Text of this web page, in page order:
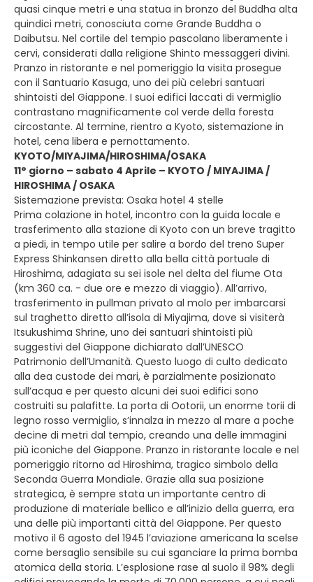
quasi cinque metri e una statua in bronzo del Buddha alta
quindici metri, conosciuta come Grande Buddha o
Daibutsu. Nel cortile del tempio pascolano liberamente i
cervi, considerati dalla religione Shinto messaggeri divini.
Pranzo in ristorante e nel pomeriggio la visita prosegue
con il Santuario Kasuga, uno dei più celebri santuari
shintoisti del Giappone. I suoi edifici laccati di vermiglio
contrastano magnificamente col verde della foresta
circostante. Al termine, rientro a Kyoto, sistemazione in
hotel, cena libera e pernottamento.
KYOTO/MIYAJIMA/HIROSHIMA/OSAKA
11° giorno – sabato 4 Aprile – KYOTO / MIYAJIMA /
HIROSHIMA / OSAKA
Sistemazione prevista: Osaka hotel 4 stelle
Prima colazione in hotel, incontro con la guida locale e
trasferimento alla stazione di Kyoto con un breve tragitto
a piedi, in tempo utile per salire a bordo del treno Super
Express Shinkansen diretto alla bella città portuale di
Hiroshima, adagiata su sei isole nel delta del fiume Ota
(km 360 ca. - due ore e mezzo di viaggio). All’arrivo,
trasferimento in pullman privato al molo per imbarcarsi
sul traghetto diretto all’isola di Miyajima, dove si visiterà
Itsukushima Shrine, uno dei santuari shintoisti più
suggestivi del Giappone dichiarato dall’UNESCO
Patrimonio dell’Umanità. Questo luogo di culto dedicato
alla dea custode dei mari, è parzialmente posizionato
sull’acqua e per questo alcuni dei suoi edifici sono
costruiti su palafitte. La porta di Ootorii, un enorme torii di
legno rosso vermiglio, s’innalza in mezzo al mare a poche
decine di metri dal tempio, creando una delle immagini
più iconiche del Giappone. Pranzo in ristorante locale e nel
pomeriggio ritorno ad Hiroshima, tragico simbolo della
Seconda Guerra Mondiale. Grazie alla sua posizione
strategica, è sempre stata un importante centro di
produzione di materiale bellico e all’inizio della guerra, era
una delle più importanti città del Giappone. Per questo
motivo il 6 agosto del 1945 l’aviazione americana la scelse
come bersaglio sensibile su cui sganciare la prima bomba
atomica della storia. L’esplosione rase al suolo il 98% degli